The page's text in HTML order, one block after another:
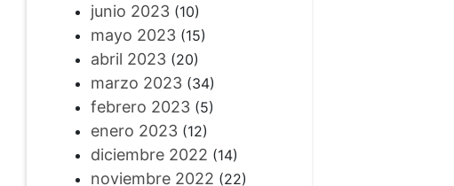
junio 2023(10)
mayo 2023(15)
abril 2023(20)
marzo 2023(34)
febrero 2023(5)
enero 2023(12)
diciembre 2022 (14)
noviembre 2022 (22)